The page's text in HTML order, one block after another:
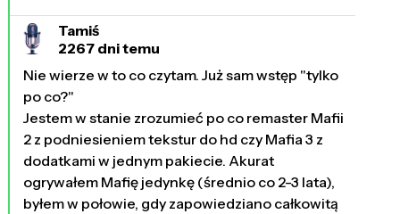
Tamiś
2267 dni temu
Nie wierze w to co czytam. Już sam wstęp "tylko
po co?"
Jestem w stanie zrozumieć po co remaster Mafii
2 z podniesieniem tekstur do hd czy Mafia 3 z
dodatkami w jednym pakiecie. Akurat
ogrywałem Mafię jedynkę (średnio co 2-3 lata),
byłem w połowie, gdy zapowiedziano całkowitą